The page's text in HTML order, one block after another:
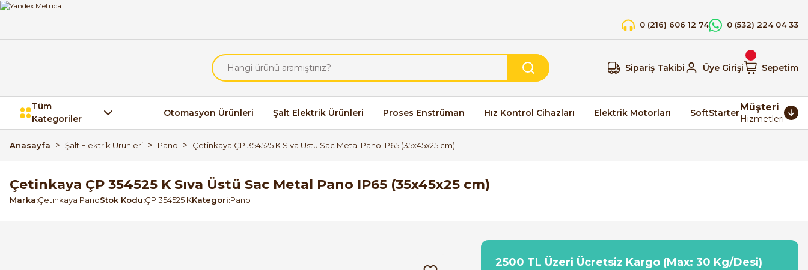
0 (216) 606 12 74 0 (532) 224 04 33
Sipariş Takibi Üye Girişi Sepetim
Tüm
Kategoriler
Otomasyon Ürünleri Şalt Elektrik Ürünleri Proses Enstrüman Hız Kontrol Cihazları Elektrik Motorları SoftStarterMüşteri
Hizmetleri
Anasayfa Şalt Elektrik Ürünleri Pano Çetinkaya ÇP 354525 K Sıva Üstü Sac Metal Pano IP65 (35x45x25 cm)
Çetinkaya ÇP 354525 K Sıva Üstü Sac Metal Pano IP65 (35x45x25 cm)
Marka Çetinkaya PanoStok Kodu ÇP 354525 KKategori Pano
2500 TL Üzeri Ücretsiz Kargo (Max: 30 Kg/Desi)